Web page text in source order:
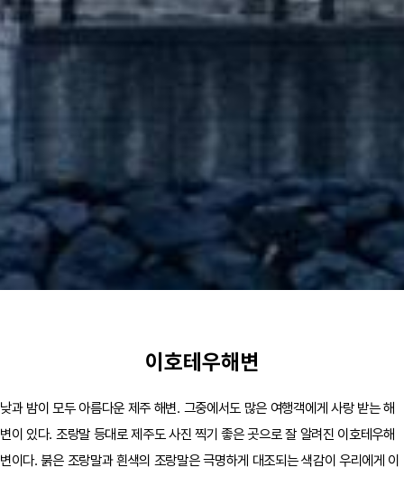
이호테우해변
낮과 밤이 모두 아름다운 제주 해변. 그중에서도 많은 여행객에게 사랑 받는 해
변이 있다. 조랑말 등대로 제주도 사진 찍기 좋은 곳으로 잘 알려진 이호테우해
변이다. 붉은 조랑말과 흰색의 조랑말은 극명하게 대조되는 색감이 우리에게 이